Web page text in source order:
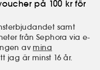
på 100 kr för
samt
från Sephora via e-
av mina
jag är minst 16 år.